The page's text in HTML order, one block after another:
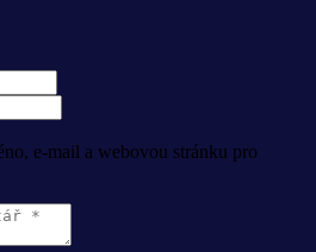
e-mail a webovou stránku pro